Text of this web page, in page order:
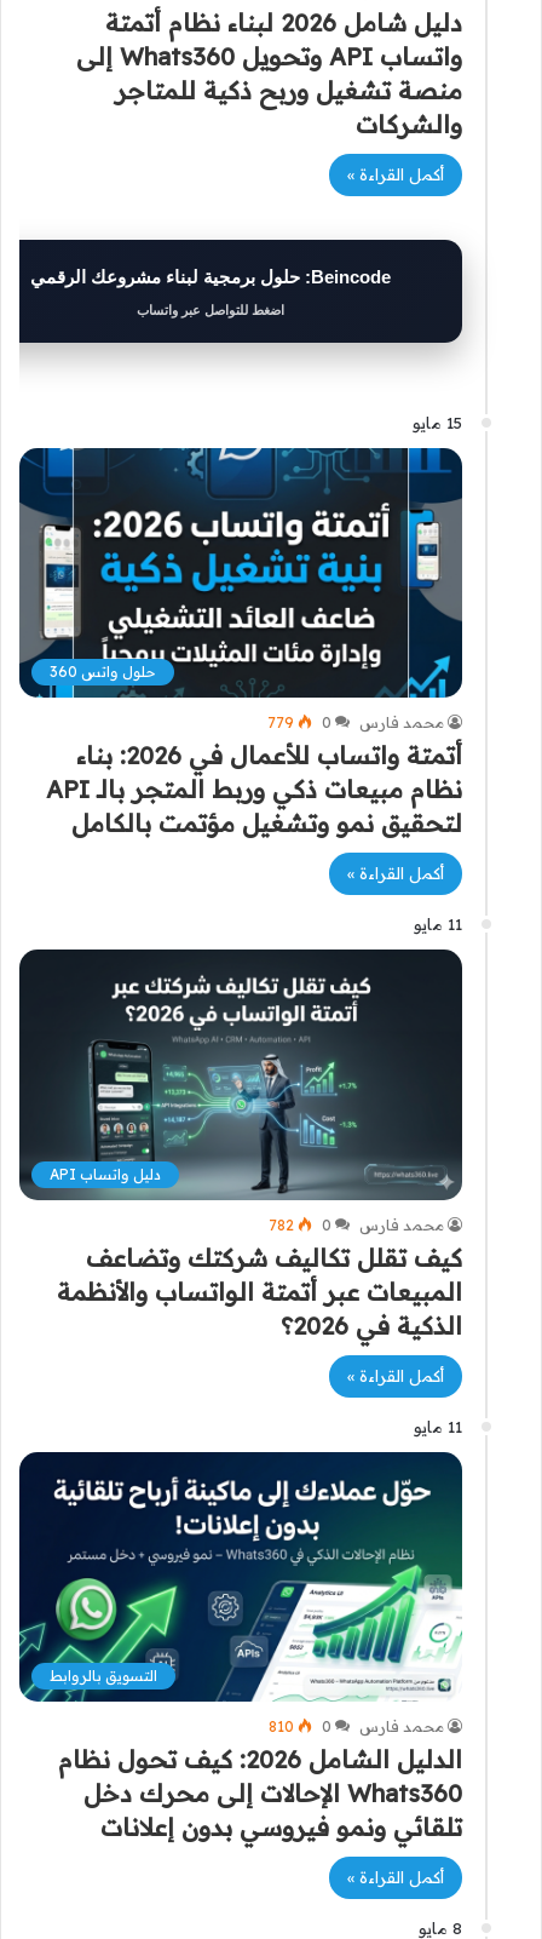
دليل شامل 2026 لبناء نظام أتمتة
واتساب API وتحويل Whats360 إلى
منصة تشغيل وربح ذكية للمتاجر
والشركات
أكمل القراءة »
Beincode: حلول برمجية لبناء مشروعك الرقمي
اضغط للتواصل عبر واتساب
15 مايو
حلول واتس 360
محمد فارس 0
779
أتمتة واتساب للأعمال في 2026: بناء
نظام مبيعات ذكي وربط المتجر بالـ API
لتحقيق نمو وتشغيل مؤتمت بالكامل
أكمل القراءة »
11 مايو
دليل واتساب API
محمد فارس 0
782
كيف تقلل تكاليف شركتك وتضاعف
المبيعات عبر أتمتة الواتساب والأنظمة
الذكية في 2026؟
أكمل القراءة »
11 مايو
التسويق بالروابط
محمد فارس 0
810
الدليل الشامل 2026: كيف تحول نظام
Whats360 الإحالات إلى محرك دخل
تلقائي ونمو فيروسي بدون إعلانات
أكمل القراءة »
8 مايو